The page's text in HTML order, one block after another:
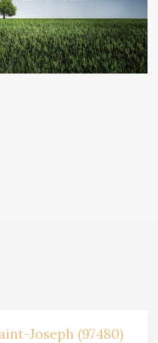
Joseph (97480)